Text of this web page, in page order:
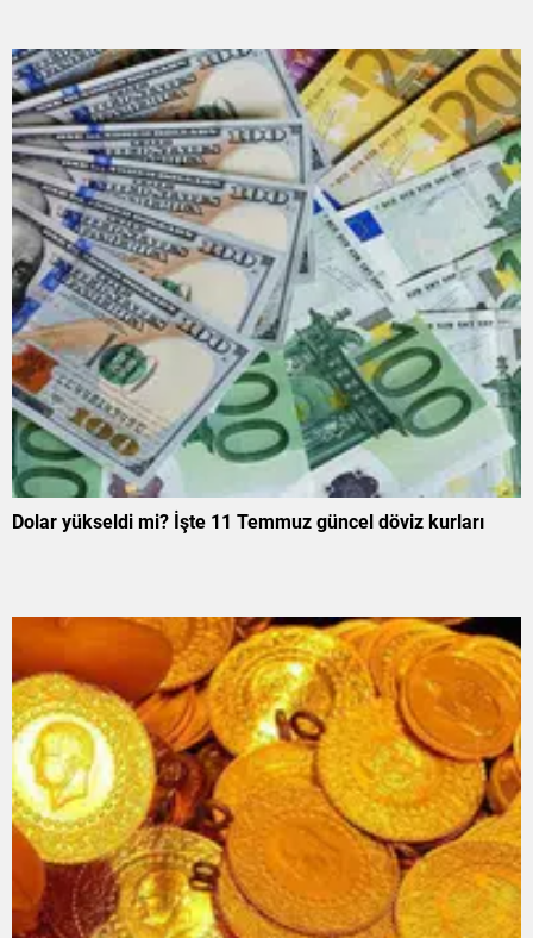
Dolar yükseldi mi? İşte 11 Temmuz güncel döviz kurları